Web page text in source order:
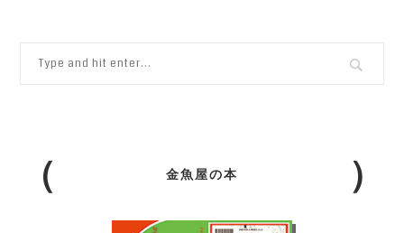
金魚屋の本